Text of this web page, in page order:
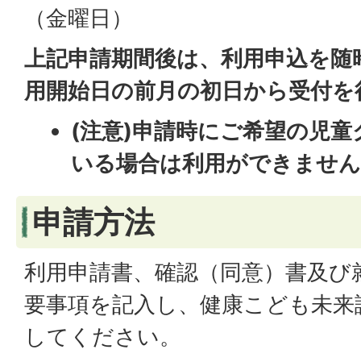
（金曜日）
上記申請期間後は、利用申込を
用開始日の前月の初日から受付
(注意)申請時にご希望の児
いる場合は利用ができませ
申請方法
利用申請書、確認（同意）書及
要事項を記入し、健康こども未
してください。